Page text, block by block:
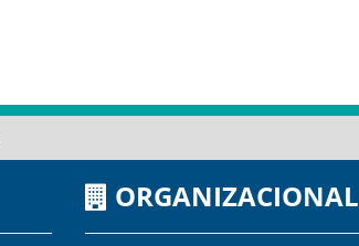
ORGANIZACIONAL